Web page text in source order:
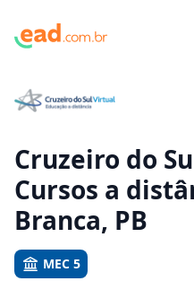
Vamos te guiar no caminho
Cruzeiro do
Cursos a
Branca, PB
MEC 5